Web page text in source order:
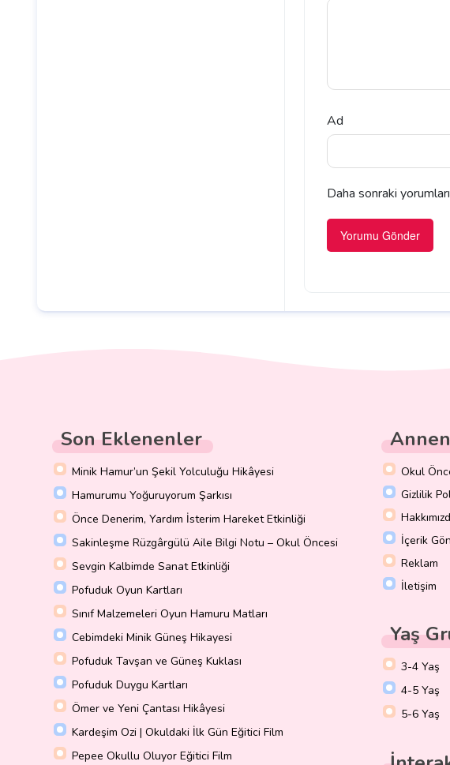
Ad
Daha sonraki
Son Eklenenler
Minik Hamur’un Şekil Yolculuğu Hikâyesi
Hamurumu Yoğuruyorum Şarkısı
Önce Denerim, Yardım İsterim Hareket Etkinliği
Sakinleşme Rüzgârgülü Aile Bilgi Notu – Okul Öncesi
Sevgin Kalbimde Sanat Etkinliği
Pofuduk Oyun Kartları
Sınıf Malzemeleri Oyun Hamuru Matları
Cebimdeki Minik Güneş Hikayesi
Pofuduk Tavşan ve Güneş Kuklası
Pofuduk Duygu Kartları
Ömer ve Yeni Çantası Hikâyesi
Kardeşim Ozi | Okuldaki İlk Gün Eğitici Film
Pepee Okullu Oluyor Eğitici Film
Okul
Gizlilik
İçerik
Reklam
İletişim
Yaş
3-4 Yaş
4-5 Yaş
5-6 Yaş